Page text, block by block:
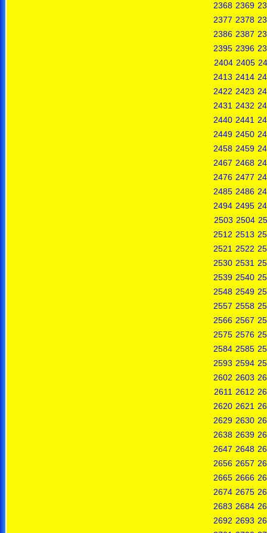
2368 2369
2377 2378
2386 2387
2395 2396
2404 2405
2413 2414
2422 2423
2431 2432
2440 2441
2449 2450
2458 2459
2467 2468
2476 2477
2485 2486
2494 2495
2503 2504
2512 2513
2521 2522
2530 2531
2539 2540
2548 2549
2557 2558
2566 2567
2575 2576
2584 2585
2593 2594
2602 2603
2611 2612
2620 2621
2629 2630
2638 2639
2647 2648
2656 2657
2665 2666
2674 2675
2683 2684
2692 2693